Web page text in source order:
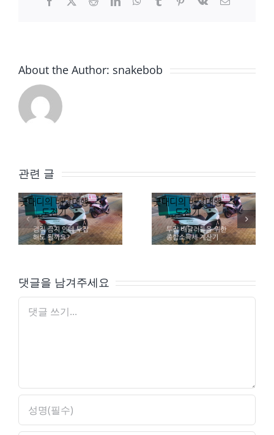
About the Author: snakebob
관련 글
댓글을 남겨주세요